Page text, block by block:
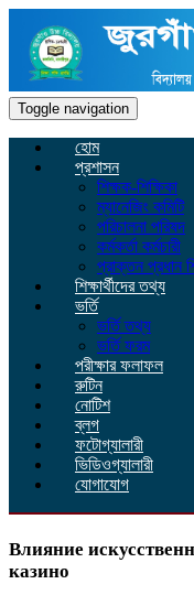
Toggle navigation
হোম
প্রশাসন
শিক্ষক-শিক্ষিকা
ম্যানেজিং কমিটি
পরিচালনা পরিষদ
কর্মকর্তা কর্মচারী
প্রাক্তন প্রধান
শিক্ষার্থীদের তথ্য
ভর্তি
ভর্তি তথ্য
ভর্তি ফরম
পরীক্ষার ফলাফল
রুটিন
নোটিশ
ব্লগ
ফটোগ্যালারী
ভিডিওগ্যালারী
যোগাযোগ
Влияние
казино